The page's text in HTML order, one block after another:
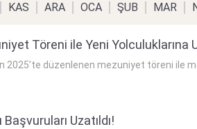
KAS ARA OCA ŞUB MAR
Töreni ile Yeni Yolculuklarına
2025’te düzenlenen mezuniyet töreni ile
Uzatıldı!